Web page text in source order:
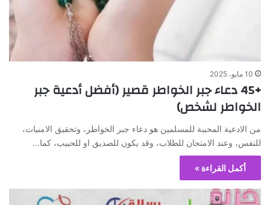
10 مايو، 2025
+45 دعاء جبر الخواطر قصير (أفضل أدعية جبر
الخواطر لشخص)
من الادعية المحببة للمسلمين هو دعاء جبر الخواطر، وتحقيق الامنيات،
للنفس، وعند الامتحان للطلاب، وقد يكون للصديق او للحبيب، كما…
أكمل القراءة »